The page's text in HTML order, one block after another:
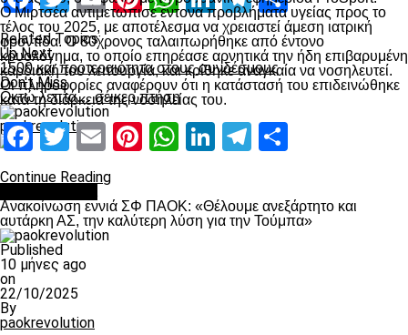
Related Topics:
Up Next
1500 και προτεραιότητα στους συνδέσμους
Don't Miss
Οκτώ λεπτά… σέικερ πτήση
paokrevolution
Ο Μιρτσέα αντιμετώπισε έντονα προβλήματα υγείας προς το
τέλος του 2025, με αποτέλεσμα να χρειαστεί άμεση ιατρική
φροντίδα. Ο 80χρονος ταλαιπωρήθηκε από έντονο
κρυολόγημα, το οποίο επηρέασε αρνητικά την ήδη επιβαρυμένη
καρδιακή του λειτουργία, και κρίθηκε αναγκαία να νοσηλευτεί.
Οι πληροφορίες αναφέρουν ότι η κατάστασή του επιδεινώθηκε
κατά τη διάρκεια της νοσηλείας του.
Facebook
Twitter
EmailPinterest
WhatsApp
LinkedIn
Telegram
Continue Reading
Ανακοίνωση εννιά ΣΦ ΠΑΟΚ: «Θέλουμε ανεξάρτητο και
αυτάρκη ΑΣ, την καλύτερη λύση για την Τούμπα»
Published
10 μήνες ago
on
22/10/2025
By
paokrevolution